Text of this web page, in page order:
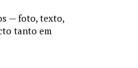
— foto, texto,
tanto em